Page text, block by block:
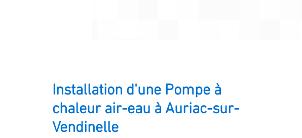
Installation d'une Pompe à
chaleur air-eau à Auriac-sur-
Vendinelle